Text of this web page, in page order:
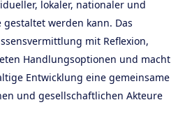
lokaler, nationaler und
werden kann. Das
mit Reflexion,
Handlungsoptionen und macht
Entwicklung eine gemeinsame
und gesellschaftlichen Akteure